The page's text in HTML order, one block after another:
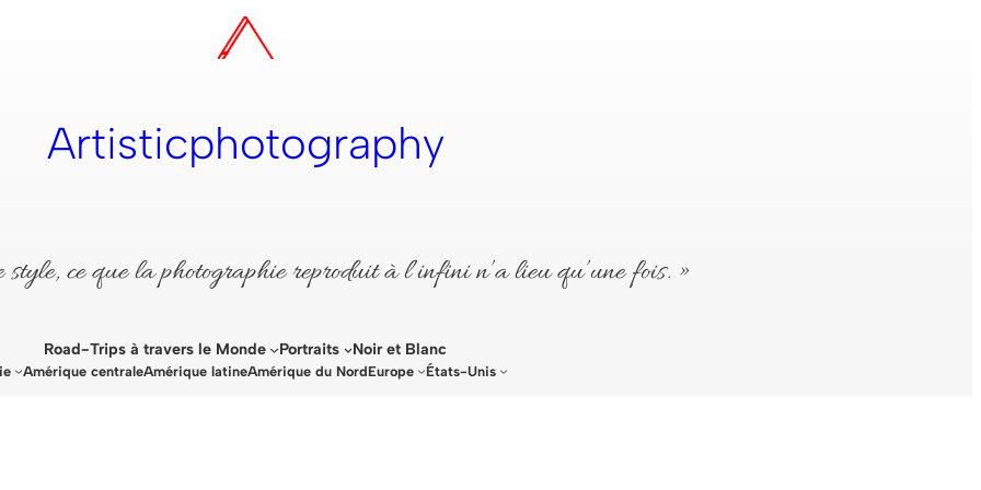
Artisticphotography
ce que la photographie reproduit à l’infini n’a lieu qu’une fois. »
Road-Trips à travers le Monde Portraits Noir et Blanc
Amérique centraleAmérique latineAmérique du NordEurope États-Unis